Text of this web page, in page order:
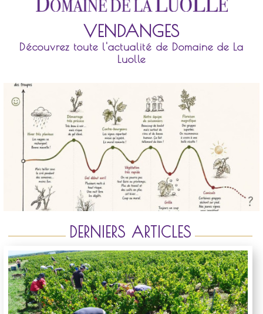
VENDANGES
Découvrez toute l'actualité de Domaine de La
Luolle
DERNIERS ARTICLES